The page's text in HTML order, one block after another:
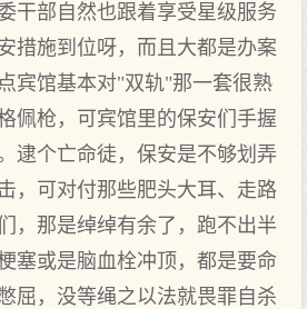
干部自然也跟着享受星级服务
措施到位呀，而且大都是办案
宾馆基本对"双轨"那一套很熟
佩枪，可宾馆里的保安们手握
逮个亡命徒，保安是不够划弄
，可对付那些肥头大耳、走路
，那是绰绰有余了，跑不出半
塞或是脑血栓冲顶，都是要命
屈，没等绳之以法就畏罪自杀